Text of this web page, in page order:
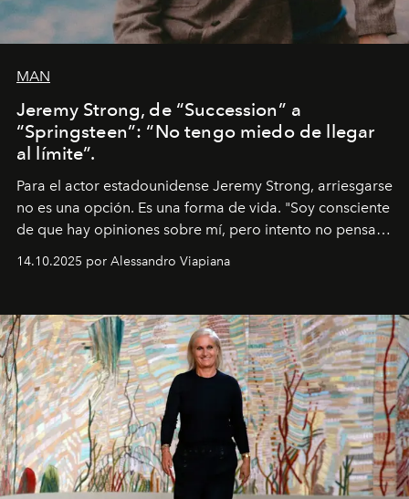
MAN
Jeremy Strong, de “Succession” a
“Springsteen”: “No tengo miedo de llegar
al límite”.
Para el actor estadounidense Jeremy Strong, arriesgarse
no es una opción. Es una forma de vida. "Soy consciente
de que hay opiniones sobre mí, pero intento no pensar
demasiado en cómo me perciben. Creo que es una
pérdida de tiempo", afirma.
14.10.2025 por Alessandro Viapiana